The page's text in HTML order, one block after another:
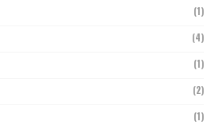
(1)
(4)
(1)
(2)
(1)